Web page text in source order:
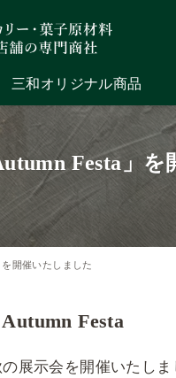
三和オリジナル商品
Festa」
を開催いたしました
Festa
展示会を開催いたしま